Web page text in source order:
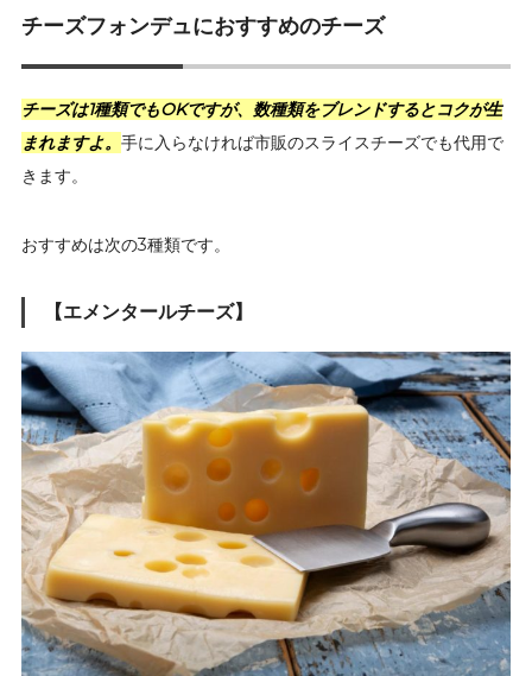
チーズフォンデュにおすすめのチーズ
チーズは1種類でもOKですが、数種類をブレンドするとコクが生
まれますよ。 手に入らなければ市販のスライスチーズでも代用で
きます。
おすすめは次の3種類です。
【エメンタールチーズ】